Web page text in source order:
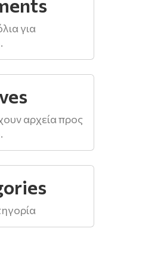
για
αρχεία προς